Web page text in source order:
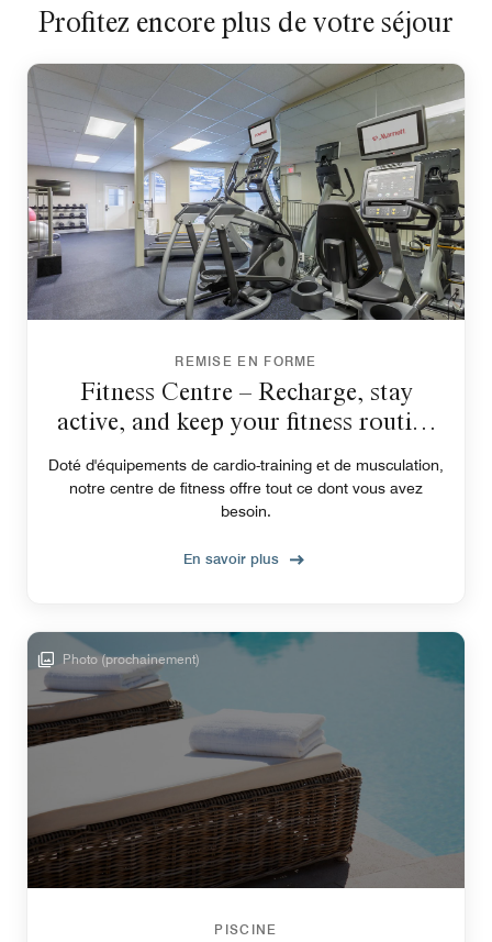
Profitez encore plus de votre séjour
REMISE EN FORME
Fitness Centre – Recharge, stay
active, and keep your fitness routine
Doté d'équipements de cardio-training et de musculation,
notre centre de fitness offre tout ce dont vous avez
besoin.
En savoir plus
Photo (prochainement)
PISCINE